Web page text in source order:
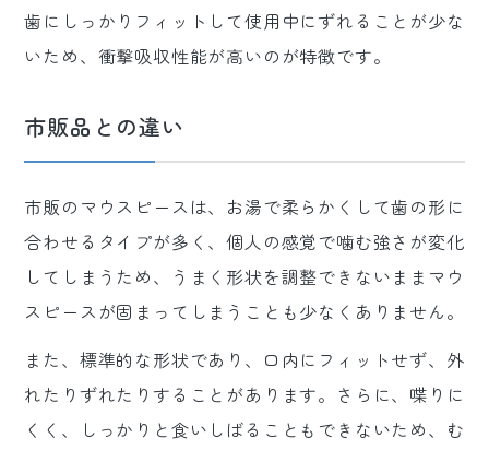
歯にしっかりフィットして使用中にずれることが少な
いため、衝撃吸収性能が高いのが特徴です。
市販品との違い
市販のマウスピースは、お湯で柔らかくして歯の形に
合わせるタイプが多く、個人の感覚で噛む強さが変化
してしまうため、うまく形状を調整できないままマウ
スピースが固まってしまうことも少なくありません。
また、標準的な形状であり、口内にフィットせず、外
れたりずれたりすることがあります。さらに、喋りに
くく、しっかりと食いしばることもできないため、む